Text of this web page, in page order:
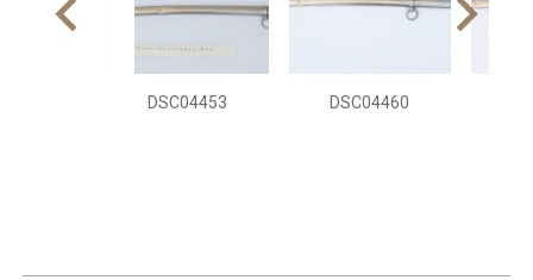
DSC04453 DSC04460